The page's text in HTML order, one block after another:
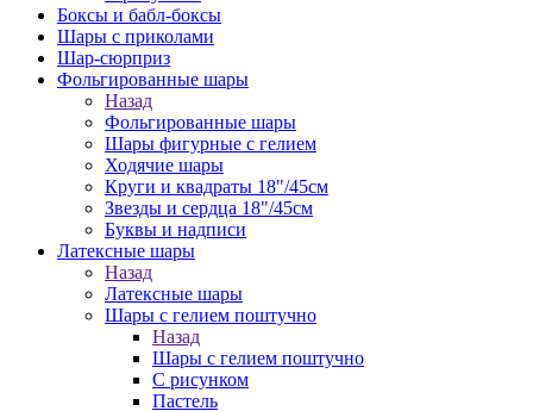
Боксы и бабл-боксы
Шары с приколами
Шар-сюрприз
Фольгированные шары
Назад
Фольгированные шары
Шары фигурные с гелием
Ходячие шары
Круги и квадраты 18"/45см
Звезды и сердца 18"/45см
Буквы и надписи
Латексные шары
Назад
Латексные шары
Шары с гелием поштучно
Назад
Шары с гелием поштучно
С рисунком
Пастель